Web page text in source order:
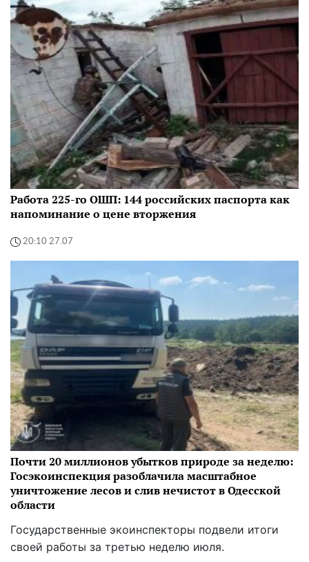
Работа 225-го ОШП: 144 российских паспорта как
напоминание о цене вторжения
20:10 27.07
Почти 20 миллионов убытков природе за неделю:
Госэкоинспекция разоблачила масштабное
уничтожение лесов и слив нечистот в Одесской
области
Государственные экоинспекторы подвели итоги
своей работы за третью неделю июля.